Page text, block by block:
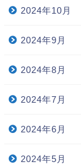
2024年10月
2024年9月
2024年8月
2024年7月
2024年6月
2024年5月